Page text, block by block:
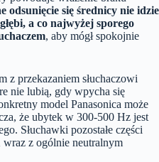
odsunięcie się średnicy nie idzie
a co najwyżej sporego
, aby mógł spokojnie
z przekazaniem słuchaczowi
nie lubią, gdy wpycha się
model Panasonica może
że ubytek w 300-500 Hz jest
Słuchawki pozostałe części
z ogólnie neutralnym